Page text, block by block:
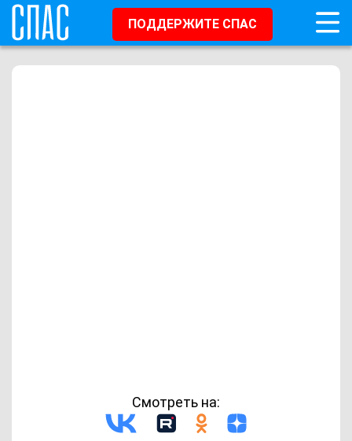
ПОДДЕРЖИТЕ СПАС
Смотреть на: